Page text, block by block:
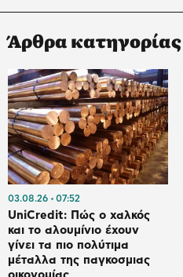
Άρθρα κατηγορίας
03.08.26 07:52
UniCredit: Πώς ο χαλκός
και το αλουμίνιο έχουν
γίνει τα πιο πολύτιμα
μέταλλα της παγκοσμιας